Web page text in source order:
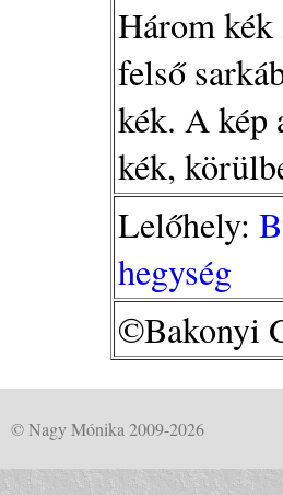
Három kék
felső
kék. A kép
kék,
Lelőhely:
hegység
©Bakonyi
© Nagy Mónika 2009-2026